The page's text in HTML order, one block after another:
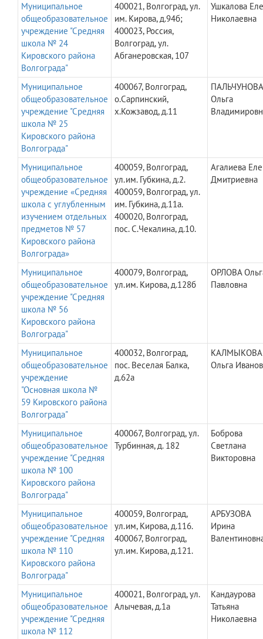
Муниципальное
общеобразовательное
учреждение "Средняя
школа № 24
Кировского района
Волгограда"
400021, Волгоград, ул.
им. Кирова, д.94б;
400023, Россия,
Волгоград, ул.
Абганеровская, 107
Ушкалова
Николаевна
Муниципальное
общеобразовательное
учреждение "Средняя
школа № 25
Кировского района
Волгограда"
400067, Волгоград,
о.Сарпинский,
х.Кожзавод, д.11
ПАЛЬЧУНОВА
Ольга
Муниципальное
общеобразовательное
учреждение «Средняя
школа с углубленным
изучением отдельных
предметов № 57
Кировского района
Волгограда»
400059, Волгоград,
ул.им. Губкина, д.2.
400059, Волгоград, ул.
им. Губкина, д.11а.
400020, Волгоград,
пос. С.Чекалина, д.10.
Агалиева
Дмитриевна
Муниципальное
общеобразовательное
учреждение "Средняя
школа № 56
Кировского района
Волгограда"
400079, Волгоград,
ул.им. Кирова, д.128б
ОРЛОВА
Павловна
Муниципальное
общеобразовательное
учреждение
"Основная школа №
59 Кировского района
Волгограда"
400032, Волгоград,
пос. Веселая Балка,
д.62а
КАЛМЫКОВА
Ольга
Муниципальное
общеобразовательное
учреждение "Средняя
школа № 100
Кировского района
Волгограда"
400067, Волгоград, ул.
Турбинная, д. 182
Боброва
Светлана
Викторовна
Муниципальное
общеобразовательное
учреждение "Средняя
школа № 110
Кировского района
Волгограда"
400059, Волгоград,
ул.им, Кирова, д.116.
400067, Волгоград,
ул.им. Кирова, д.121.
АРБУЗОВА
Ирина
Муниципальное
общеобразовательное
учреждение "Средняя
школа № 112
400021, Волгоград, ул.
Алычевая, д.1а
Кандаурова
Татьяна
Николаевна